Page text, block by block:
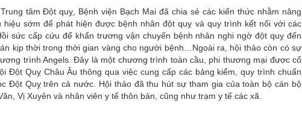
tâm Đột quỵ, Bệnh viện Bạch Mai đã chia sẻ các kiến thức nhằm nâng
sớm để phát hiện được bệnh nhân đột quỵ và quy trình kết nối với các
sức cấp cứu để khẩn trương vận chuyển bệnh nhân nghi ngờ đột quỵ đến
kịp thời trong thời gian vàng cho người bệnh…Ngoài ra, hội thảo còn có sự
trình Angels. Đây là một chương trình toàn cầu, phi thương mại được cố
Đột Quỵ Châu Âu thông qua việc cung cấp các bảng kiểm, quy trình chuẩn
Đột Quỵ trên cả nước. Hội thảo đã thu hút sự tham gia của toàn bộ cán bộ
Vị Xuyên và nhân viên y tế thôn bản, cũng như trạm y tế các xã.